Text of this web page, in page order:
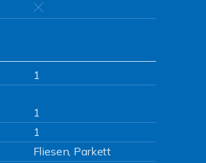
1
1
1
Fliesen, Parkett